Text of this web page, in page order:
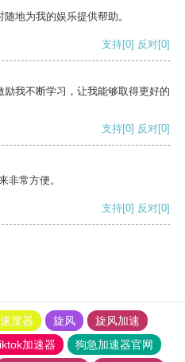
地为我的娱乐提供帮助。
支持[0] 反对[0]
我不断学习，让我能够取得更好的
支持[0] 反对[0]
非常方便。
支持[0] 反对[0]
度器 旋风
旋风加速
加速器 狗急加速器官网